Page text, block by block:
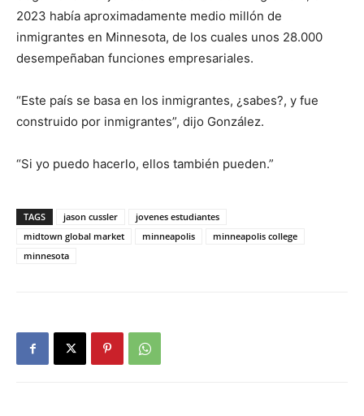
2023 había aproximadamente medio millón de
inmigrantes en Minnesota, de los cuales unos 28.000
desempeñaban funciones empresariales.
“Este país se basa en los inmigrantes, ¿sabes?, y fue
construido por inmigrantes”, dijo González.
“Si yo puedo hacerlo, ellos también pueden.”
TAGS jason cussler
jovenes estudiantes
midtown global market
minneapolis
minneapolis college
minnesota